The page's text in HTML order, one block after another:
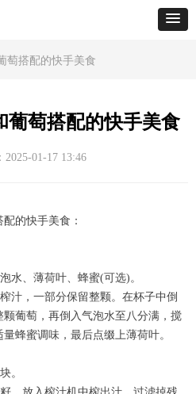
萄搭配的快手美食
葡萄搭配的快手美食
的快手美食：
水、薄荷叶、蜂蜜(可选)。
汁，一部分保留整颗。在杯子中倒
葡萄，再倒入气泡水至八分满，搅
蜂蜜调味，最后点缀上薄荷叶。
。
2025-01-17 13:46